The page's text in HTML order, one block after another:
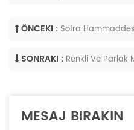
ÖNCEKI : Sofra
SONRAKI : Renkli Ve Parlak
MESAJ BIRAKIN